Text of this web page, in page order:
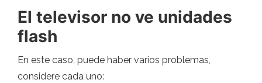
El televisor no ve unidades
flash
En este caso, puede haber varios problemas,
considere cada uno: